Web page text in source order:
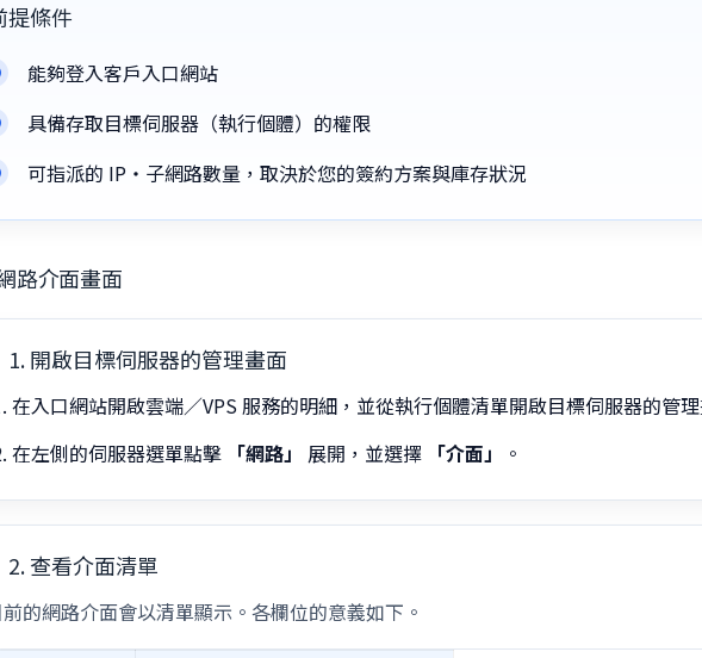
提條件
能夠登入客戶入口網站
具備存取目標伺服器（執行個體）的權限
可指派的 IP・子網路數量，取決於您的簽約方案與庫存狀況
路介面畫面
1. 開啟目標伺服器的管理畫面
在入口網站開啟雲端／VPS 服務的明細，並從執行個體清單開啟目標伺服器的管
在左側的伺服器選單點擊 「網路」 展開，並選擇 「介面」 。
2. 查看介面清單
前的網路介面會以清單顯示。各欄位的意義如下。